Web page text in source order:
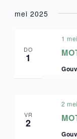
mei 2025
DO
1
1
VR
2
2